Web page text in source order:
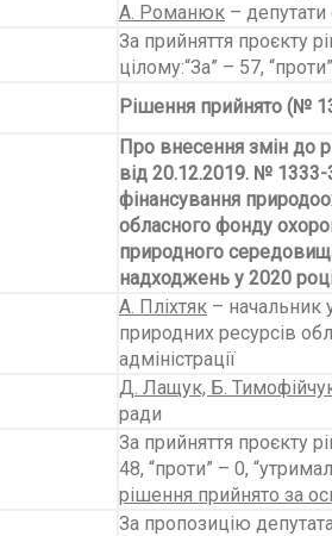
А. Романюк –
За прийняття проєкту
цілому:“За” – 57,
Рішення прийнято (№
Про внесення змін до
від 20.12.2019. №
фінансування
обласного фонду
природного
надходжень у 2020
А. Пліхтяк – начальник
природних ресурсів
адміністрації
Д. Лащук, Б.
ради
За прийняття проєкту
48, “проти” – 0,
рішення прийнято за
За пропозицію